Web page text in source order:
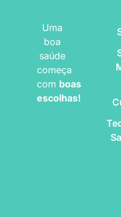
Uma
boa
saúde
começa
com boas
escolhas!